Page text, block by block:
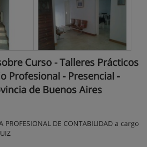
Curso - Talleres Prácticos
Profesional - Presencial -
de Buenos Aires
PROFESIONAL DE CONTABILIDAD a cargo